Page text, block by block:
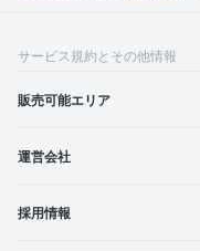
サービス規約とその他情報
販売可能エリア
運営会社
採用情報